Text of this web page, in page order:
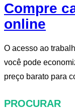
Compre
online
O acesso ao
você pode
preço barato para
PROCURAR